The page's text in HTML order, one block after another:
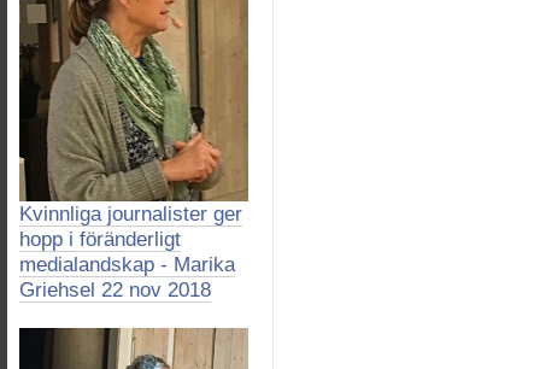
Kvinnliga journalister ger
hopp i föränderligt
medialandskap - Marika
Griehsel 22 nov 2018